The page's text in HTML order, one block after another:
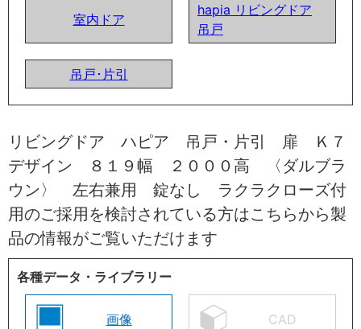
室内ドア
hapia リビングドア
吊戸
吊戸･片引
リビングドア ハピア 吊戸・片引 扉 Ｋ７
デザイン ８１９幅 ２０００高 〈ダルブラ
ウン〉 左右兼用 錠なし ラクラクローズ付
用のご採用を検討されている方はこちらから製
品の情報がご覧いただけます
各種データ・ライブラリー
画像 CAD